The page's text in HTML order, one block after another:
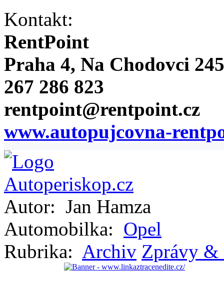
Kontakt:
RentPoint
Praha 4, Na Chodovci
267 286 823
rentpoint@rentpoint.cz
www.autopujcovna-
Autor: Jan Hamza
Automobilka: Opel
Rubrika: Archiv Zprávy &